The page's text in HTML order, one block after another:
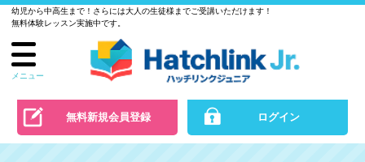
幼児から中高生まで！さらには大人の生徒様までご受講いただけます！
無料体験レッスン実施中です。
メニュー
無料新規会員登録 ログイン